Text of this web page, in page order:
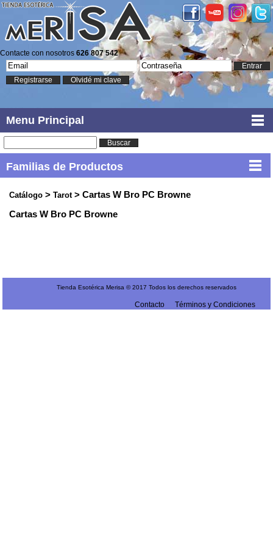
Contacte con nosotros 626 807 542
Entrar
Registrarse
Olvidé mi clave
Menu Principal
Buscar
Familias de Productos
Catálogo > Tarot> Cartas W Bro PC Browne
Cartas W Bro PC Browne
Tienda Esotérica Merisa © 2017 Todos los derechos reservados
Contacto Términos y Condiciones